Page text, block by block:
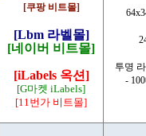
[쿠팡 비트몰]
[Lbm 라벨몰]
[네이버 비트몰]
[iLabels 옥션]
[G마켓 iLabels]
[11번가 비트몰]
투명
-